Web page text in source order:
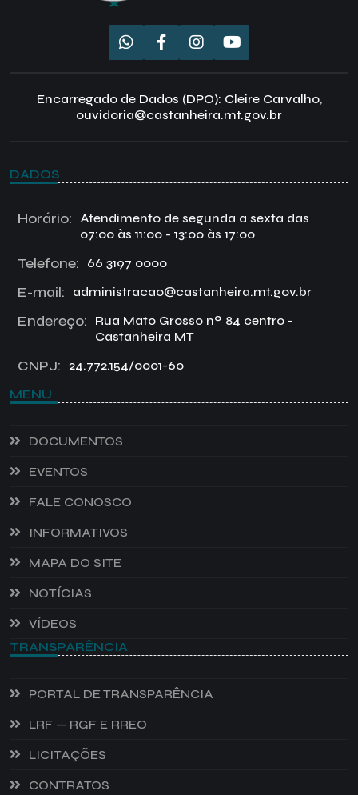
Encarregado de Dados (DPO): Cleire Carvalho,
ouvidoria@castanheira.mt.gov.br
DADOS
Horário:
Atendimento de segunda a sexta das
07:00 às 11:00 - 13:00 às 17:00
Telefone: 66 3197 0000
E-mail: administracao@castanheira.mt.gov.br
Endereço:
Rua Mato Grosso nº 84 centro -
Castanheira MT
CNPJ: 24.772.154/0001-60
MENU
DOCUMENTOS
EVENTOS
FALE CONOSCO
INFORMATIVOS
MAPA DO SITE
NOTÍCIAS
VÍDEOS
TRANSPARÊNCIA
PORTAL DE TRANSPARÊNCIA
LRF — RGF E RREO
LICITAÇÕES
CONTRATOS